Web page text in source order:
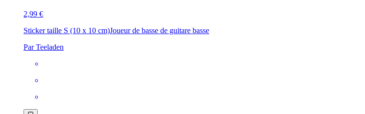
2,99 €
Sticker taille S (10 x 10 cm)Joueur de basse de guitare basse
Par Teeladen